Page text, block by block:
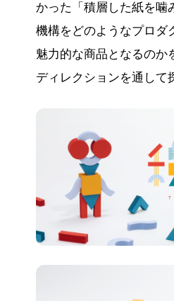
かった「積層した紙を噛
機構をどのようなプロダ
魅力的な商品となるのか
ディレクションを通して